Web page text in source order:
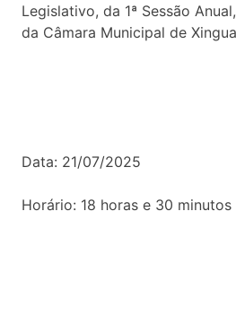
Legislativo, da 1ª Sessão
da Câmara Municipal de
Data: 21/07/2025
Horário: 18 horas e 30 minutos